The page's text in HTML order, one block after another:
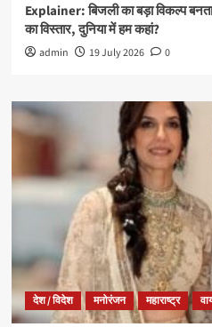
Explainer: बिजली का बड़ा विकल्प
का विस्तार, दुनिया में हम कहां?
admin 19 July 2026 0
देश / विदेश मनोरंजन महाराष्ट्र